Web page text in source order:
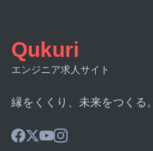
Qukuri
エンジニア求人サイト
縁をくくり、未来をつくる。